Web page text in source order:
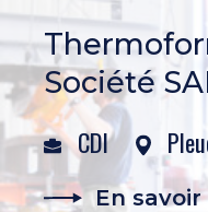
Société
CDI
En savoir